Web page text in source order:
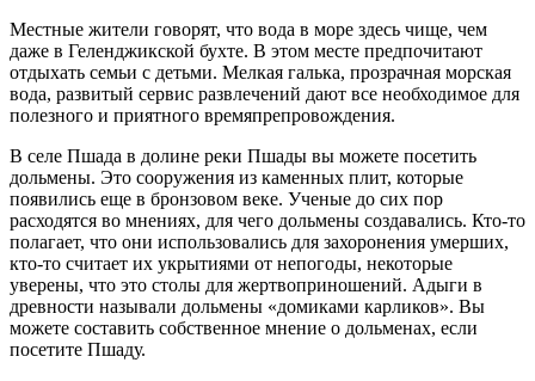
Местные жители говорят, что вода в море здесь чище, чем
даже в Геленджикской бухте. В этом месте предпочитают
отдыхать семьи с детьми. Мелкая галька, прозрачная морская
вода, развитый сервис развлечений дают все необходимое для
полезного и приятного времяпрепровождения.
В селе Пшада в долине реки Пшады вы можете посетить
дольмены. Это сооружения из каменных плит, которые
появились еще в бронзовом веке. Ученые до сих пор
расходятся во мнениях, для чего дольмены создавались. Кто-то
полагает, что они использовались для захоронения умерших,
кто-то считает их укрытиями от непогоды, некоторые
уверены, что это столы для жертвоприношений. Адыги в
древности называли дольмены «домиками карликов». Вы
можете составить собственное мнение о дольменах, если
посетите Пшаду.